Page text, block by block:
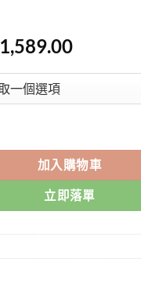
1,589.00Price
through
加入購物車
立即落單